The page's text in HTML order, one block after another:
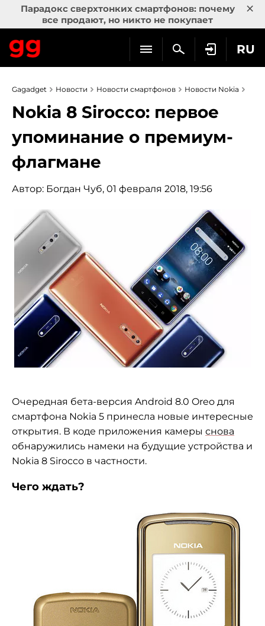
Парадокс сверхтонких смартфонов: почему
все продают, но никто не покупает
×
RU
Gagadget Новости Новости смартфонов Новости Nokia
Nokia 8 Sirocco: первое
упоминание о премиум-
флагмане
Автор: Богдан Чуб, 01 февраля 2018, 19:56
Очередная бета-версия Android 8.0 Oreo для
смартфона Nokia 5 принесла новые интересные
открытия. В коде приложения камеры снова
обнаружились намеки на будущие устройства и
Nokia 8 Sirocco в частности.
Чего ждать?